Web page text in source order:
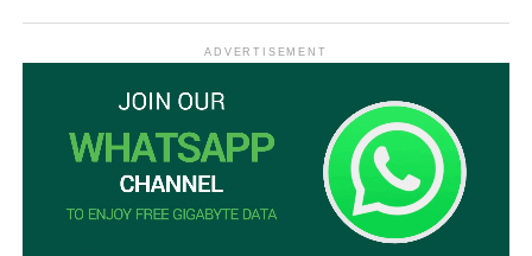
ADVERTISEMENT